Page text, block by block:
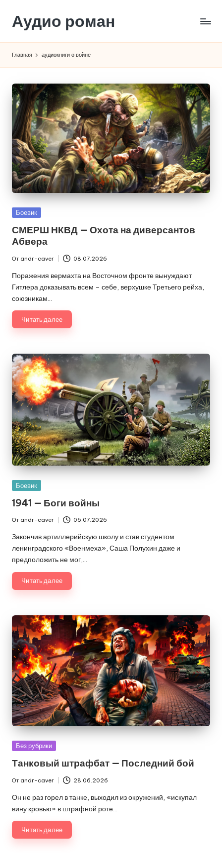
Перейти
содержимому
Аудио роман
Главная аудиокниги о войне
Опубликовано
Боевик
СМЕРШ НКВД — Охота на диверсантов
Абвера
Запись
от
От andr-caver 08.07.2026
Поражения вермахта на Восточном фронте вынуждают
Гитлера доказывать всем – себе, верхушке Третьего рейха,
союзникам…
Читать далее
Опубликовано
Боевик
1941 — Боги войны
от
От andr-caver 06.07.2026
Закончив артиллерийскую школу и став студентом
ленинградского «Военмеха», Саша Полухин даже и
предположить не мог,…
Читать далее
Опубликовано
Без рубрики
Танковый штрафбат — Последний бой
Запись
от
От andr-caver 28.06.2026
Он не раз горел в танке, выходил из окружений, «искупал
вину кровью» в штрафной роте…
Читать далее